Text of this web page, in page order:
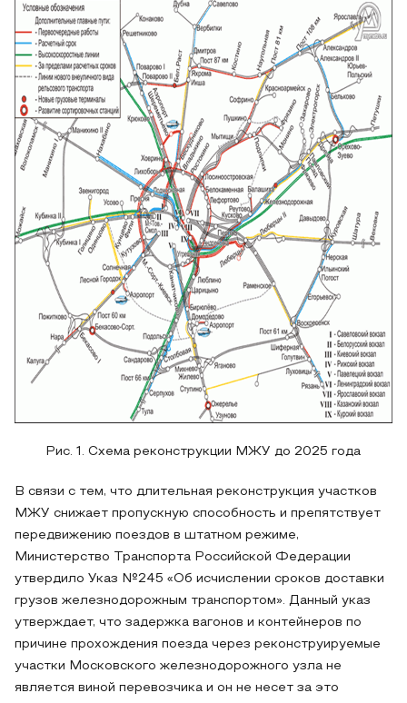
Рис. 1. Схема реконструкции МЖУ до 2025 года
В связи с тем, что длительная реконструкция участков
МЖУ снижает пропускную способность и препятствует
передвижению поездов в штатном режиме,
Министерство Транспорта Российской Федерации
утвердило Указ №245 «Об исчислении сроков доставки
грузов железнодорожным транспортом». Данный указ
утверждает, что задержка вагонов и контейнеров по
причине прохождения поезда через реконструируемые
участки Московского железнодорожного узла не
является виной перевозчика и он не несет за это